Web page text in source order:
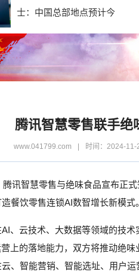
士：中国总部地点预计今
腾讯智慧零售联手绝
www.041799.com 时间：2024-11-
腾讯智慧零售与绝味食品宣布正
餐饮零售连锁AI数智增长新模式。
、云技术、大数据等领域的技
上的落地能力，双方将推动绝
、智能营销、智能选址、用户